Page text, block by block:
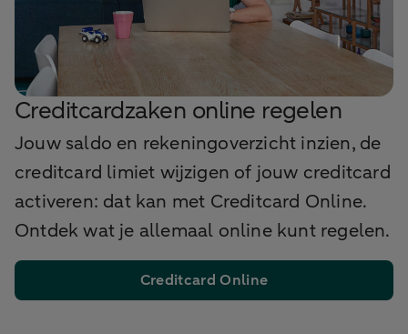
Creditcardzaken online regelen
Jouw saldo en rekeningoverzicht inzien, de
creditcard limiet wijzigen of jouw creditcard
activeren: dat kan met Creditcard Online.
Ontdek wat je allemaal online kunt regelen.
Creditcard Online